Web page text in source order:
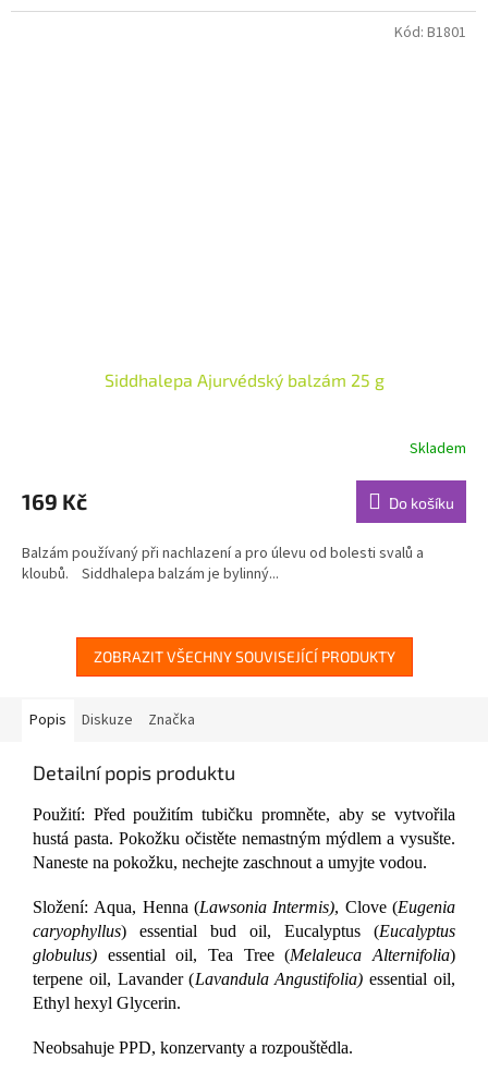
hvězdiček.
Siddhalepa Ajurvédský balzám 25 g
produktu
je
z
5
Skladem
169 Kč Do košíku
Balzám používaný při nachlazení a pro úlevu od bolesti svalů a
kloubů. Siddhalepa balzám je bylinný...
Kód: B1801
ZOBRAZIT VŠECHNY SOUVISEJÍCÍ PRODUKTY
Popis Diskuze Značka
Detailní popis produktu
Použití: Před použitím tubičku promněte, aby se vytvořila
hustá pasta. Pokožku očistěte nemastným mýdlem a vysušte.
Naneste na pokožku, nechejte zaschnout a umyjte vodou.
Složení: Aqua, Henna (Lawsonia Intermis), Clove (Eugenia
caryophyllus) essential bud oil, Eucalyptus (Eucalyptus
globulus) essential oil, Tea Tree (Melaleuca Alternifolia)
terpene oil, Lavander (Lavandula Angustifolia) essential oil,
Ethyl hexyl Glycerin.
Neobsahuje PPD, konzervanty a rozpouštědla.